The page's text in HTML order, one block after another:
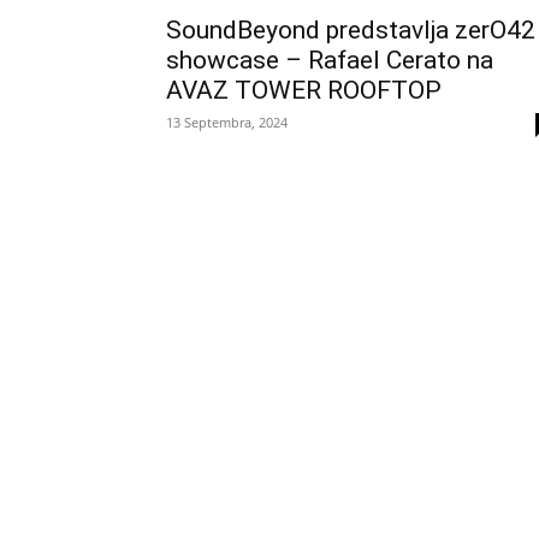
SoundBeyond predstavlja zerO42
showcase – Rafael Cerato na
AVAZ TOWER ROOFTOP
13 Septembra, 2024